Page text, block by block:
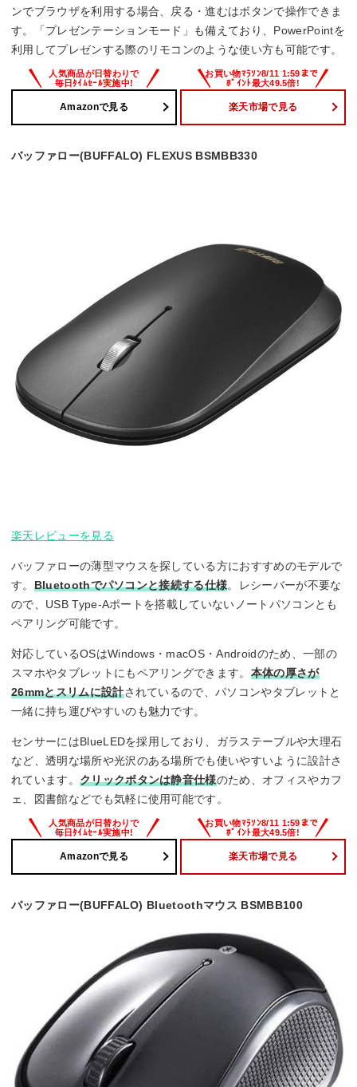
ンでブラウザを利用する場合、戻る・進むはボタンで操作できま
す。「プレゼンテーションモード」も備えており、PowerPointを
利用してプレゼンする際のリモコンのような使い方も可能です。
Amazonで見る 楽天市場で見る
バッファロー(BUFFALO) FLEXUS BSMBB330
楽天レビューを見る
バッファローの薄型マウスを探している方におすすめのモデルで
す。 Bluetoothでパソコンと接続する仕様。レシーバーが不要な
ので、USB Type-Aポートを搭載していないノートパソコンとも
ペアリング可能です。
対応しているOSはWindows・macOS・Androidのため、一部の
スマホやタブレットにもペアリングできます。 本体の厚さが
26mmとスリムに設計されているので、パソコンやタブレットと
一緒に持ち運びやすいのも魅力です。
センサーにはBlueLEDを採用しており、ガラステーブルや大理石
など、透明な場所や光沢のある場所でも使いやすいように設計さ
れています。 クリックボタンは静音仕様のため、オフィスやカフ
ェ、図書館などでも気軽に使用可能です。
Amazonで見る 楽天市場で見る
バッファロー(BUFFALO) Bluetoothマウス BSMBB100